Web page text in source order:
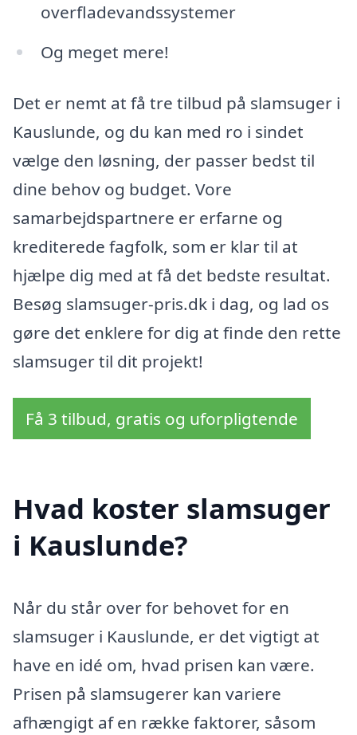
overfladevandssystemer
Og meget mere!
Det er nemt at få tre tilbud på slamsuger i
Kauslunde, og du kan med ro i sindet
vælge den løsning, der passer bedst til
dine behov og budget. Vore
samarbejdspartnere er erfarne og
krediterede fagfolk, som er klar til at
hjælpe dig med at få det bedste resultat.
Besøg slamsuger-pris.dk i dag, og lad os
gøre det enklere for dig at finde den rette
slamsuger til dit projekt!
Få 3 tilbud, gratis og uforpligtende
Hvad koster slamsuger
i Kauslunde?
Når du står over for behovet for en
slamsuger i Kauslunde, er det vigtigt at
have en idé om, hvad prisen kan være.
Prisen på slamsugerer kan variere
afhængigt af en række faktorer, såsom